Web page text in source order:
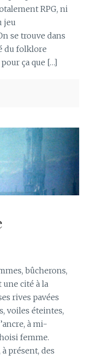
RPG, ni
jeu
se trouve dans
du folklore
ça que […]
bûcherons,
cité à la
rives pavées
voiles éteintes,
à mi-
femme.
présent, des